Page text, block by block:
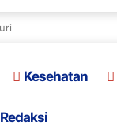
Kesehatan
Redaksi